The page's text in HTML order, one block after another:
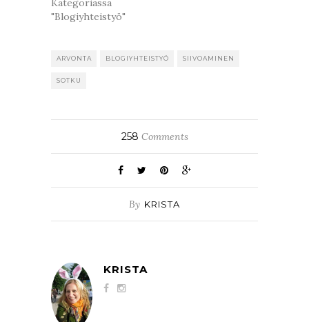
Kategoriassa
"Blogiyhteistyö"
ARVONTA BLOGIYHTEISTYÖ SIIVOAMINEN
SOTKU
258 Comments
By KRISTA
KRISTA